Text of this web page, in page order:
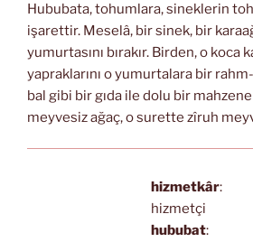
Hububata, tohumlara, sineklerin
işarettir. Meselâ, bir sinek, bir
yumurtasını bırakır. Birden, o koca
yapraklarını o yumurtalara bir
bal gibi bir gıda ile dolu bir
meyvesiz ağaç, o surette zîruh
hizmetkâr:
hizmetçi
hububat: